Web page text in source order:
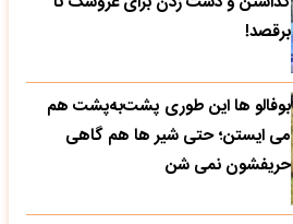
برقصد!
بوفالو ها این‌ طوری پشت‌به‌پشت هم
می‌ ایستن؛ حتی شیر ها هم گاهی
حریفشون نمی‌ شن